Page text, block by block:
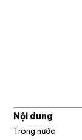
Nội dung
Trong nước